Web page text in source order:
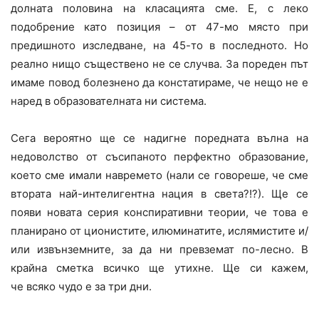
долната половина на класацията сме. Е, с леко
подобрение като позиция – от 47-мо място при
предишното изследване, на 45-то в последното. Но
реално нищо съществено не се случва. За пореден път
имаме повод болезнено да констатираме, че нещо не е
наред в образователната ни система.
Сега вероятно ще се надигне поредната вълна на
недоволство от съсипаното перфектно образование,
което сме имали навремето (нали се говореше, че сме
втората най-интелигентна нация в света?!?). Ще се
появи новата серия конспиративни теории, че това е
планирано от ционистите, илюминатите, ислямистите и/
или извънземните, за да ни превземат по-лесно. В
крайна сметка всичко ще утихне. Ще си кажем,
че всяко чудо е за три дни.